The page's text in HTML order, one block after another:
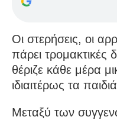
Οι στερήσεις, οι
πάρει τρο­μακτικές
θέριζε κάθε μέρα
ιδιαιτέρως τα
Μεταξύ των